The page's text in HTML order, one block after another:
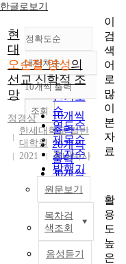
한글로보기
정확도순
정확도
순
인기도
순
연도순
제목순
저자순
발행기
관순
내림차순
내림차순
10개씩 출력
10개씩
출력
20개씩
출력
30개씩
출력
50개씩
출력
100개씩
조회
현
대
오순절 영성의
선교 신학적 조
망
정경상
한세대학교 일반
대학원
2021
국내박사
원문보기
목차검
색조회
음성듣기
이
검
색
어
로
많
이
본
자
료
활
용
도
높
은